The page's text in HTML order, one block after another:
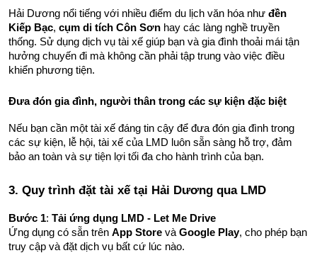
Hải Dương nổi tiếng với nhiều điểm du lịch văn hóa như đền
Kiếp Bạc, cụm di tích Côn Sơn hay các làng nghề truyền
thống. Sử dụng dịch vụ tài xế giúp bạn và gia đình thoải mái tận
hưởng chuyến đi mà không cần phải tập trung vào việc điều
khiển phương tiện.
Đưa đón gia đình, người thân trong các sự kiện đặc biệt
Nếu bạn cần một tài xế đáng tin cậy để đưa đón gia đình trong
các sự kiện, lễ hội, tài xế của LMD luôn sẵn sàng hỗ trợ, đảm
bảo an toàn và sự tiện lợi tối đa cho hành trình của bạn.
3. Quy trình đặt tài xế tại Hải Dương qua LMD
Bước 1: Tải ứng dụng LMD - Let Me Drive
Ứng dụng có sẵn trên App Store và Google Play, cho phép bạn
truy cập và đặt dịch vụ bất cứ lúc nào.